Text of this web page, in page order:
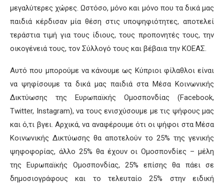
μεγαλύτερες χώρες. Ωστόσο, μόνο και μόνο που τα δικά μας
παιδιά κέρδισαν μία θέση στις υποψηφιότητες, αποτελεί
τεράστια τιμή για τους ίδιους, τους προπονητές τους, την
οικογένειά τους, τον Σύλλογό τους και βέβαια την ΚΟΕΑΣ.
Αυτό που μπορούμε να κάνουμε ως Κύπριοι φίλαθλοι είναι
να ψηφίσουμε τα δικά μας παιδιά στα Μέσα Κοινωνικής
Δικτύωσης της Ευρωπαϊκής Ομοσπονδίας (Facebook,
Twitter, Instagram), να τους ενισχύσουμε με τις ψήφους μας
και ό,τι βγει. Αρχικά, να αναφέρουμε ότι οι ψήφοι στα Μέσα
Κοινωνικής Δικτύωσης θα αποτελούν το 25% της γενικής
ψηφοφορίας, άλλο 25% θα έχουν οι Ομοσπονδίες – μέλη
της Ευρωπαϊκής Ομοσπονδίας, 25% επίσης θα πάει σε
δημοσιογράφους και το τελευταίο 25% στην ειδική